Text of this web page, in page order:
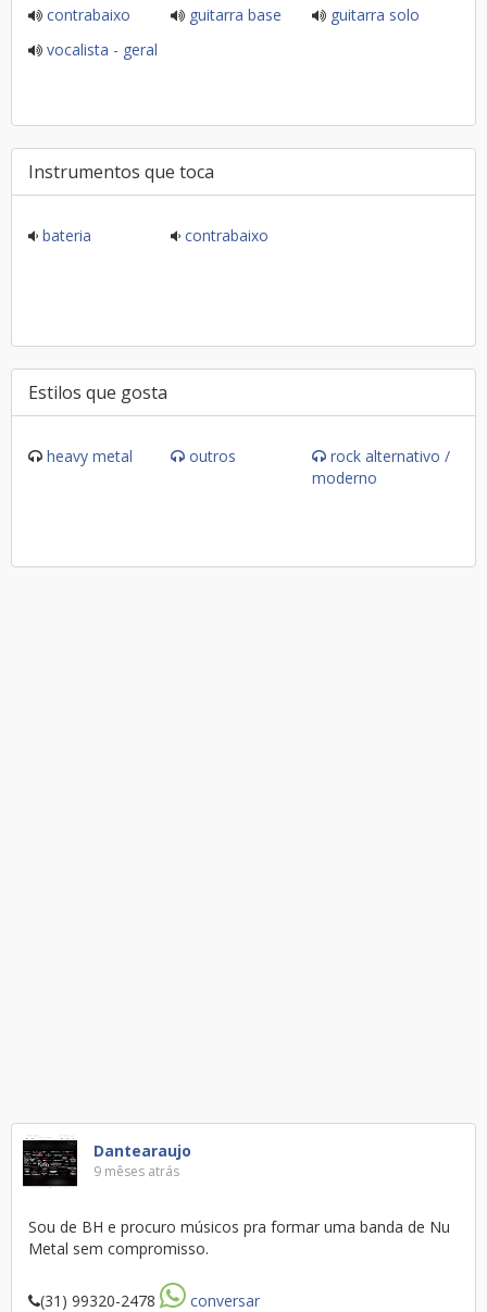
contrabaixo guitarra base
guitarra solo
vocalista - geral
Instrumentos que toca
bateria contrabaixo
Estilos que gosta
heavy metal outros
rock alternativo /
moderno
Dantearaujo
9 mêses atrás
Sou de BH e procuro músicos pra formar uma banda de Nu
Metal sem compromisso.
(31) 99320-2478 conversar